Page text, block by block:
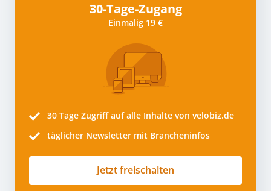
30-Tage-Zugang
Einmalig 19 €
30 Tage Zugriff auf alle Inhalte von velobiz.de
täglicher Newsletter mit Brancheninfos
Jetzt freischalten